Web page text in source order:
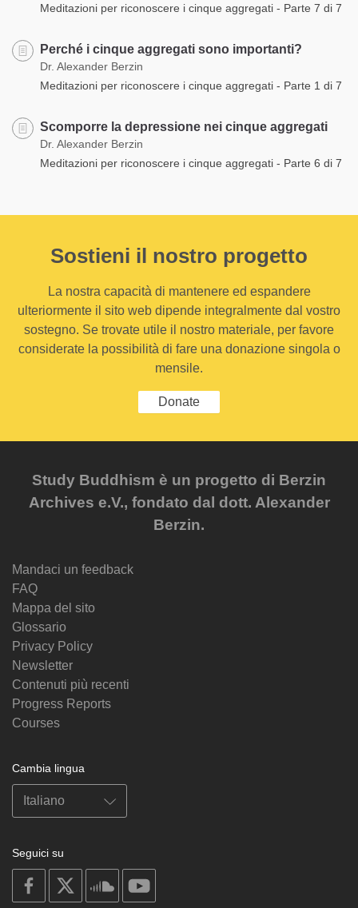
Meditazioni per riconoscere i cinque aggregati - Parte 7 di 7
Perché i cinque aggregati sono importanti?
Dr. Alexander Berzin
Meditazioni per riconoscere i cinque aggregati - Parte 1 di 7
Scomporre la depressione nei cinque aggregati
Dr. Alexander Berzin
Meditazioni per riconoscere i cinque aggregati - Parte 6 di 7
Sostieni il nostro progetto
La nostra capacità di mantenere ed espandere
ulteriormente il sito web dipende integralmente dal vostro
sostegno. Se trovate utile il nostro materiale, per favore
considerate la possibilità di fare una donazione singola o
mensile.
Donate
Study Buddhism è un progetto di Berzin
Archives e.V., fondato dal dott. Alexander
Berzin.
Mandaci un feedback
FAQ
Mappa del sito
Glossario
Privacy Policy
Newsletter
Contenuti più recenti
Progress Reports
Courses
Cambia lingua
Seguici su
on
facebook
soundcloud